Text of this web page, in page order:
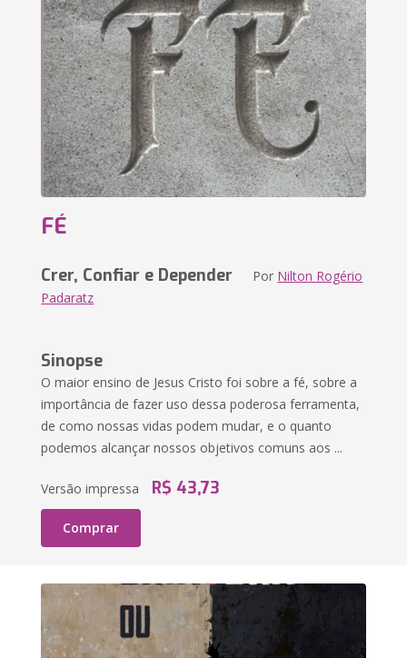
FÉ
Crer, Confiar e Depender Por Nilton Rogério
Padaratz
Sinopse
O maior ensino de Jesus Cristo foi sobre a fé, sobre a
importância de fazer uso dessa poderosa ferramenta,
de como nossas vidas podem mudar, e o quanto
podemos alcançar nossos objetivos comuns aos ...
Versão impressa R$ 43,73
Comprar